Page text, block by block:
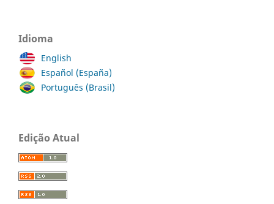
Idioma
English
Español (España)
Português (Brasil)
Edição Atual